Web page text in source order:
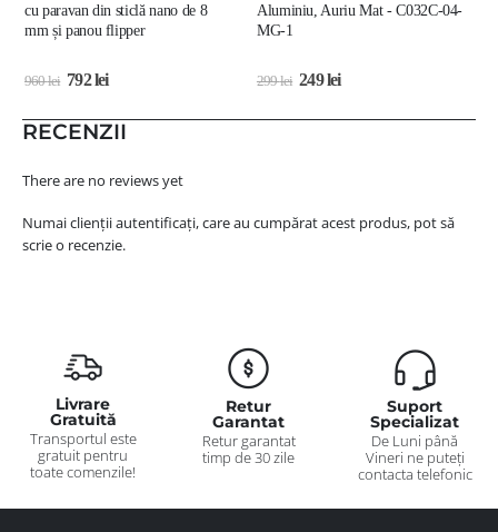
cu paravan din sticlă nano de 8
mm și panou flipper
960lei 792lei
Aluminiu, Auriu Mat - C032C-04-
MG-1
299lei 249lei
RECENZII
There are no reviews yet
Numai clienții autentificați, care au cumpărat acest produs, pot să
scrie o recenzie.
Livrare
Gratuită
Transportul este
gratuit pentru
toate comenzile!
Retur
Garantat
Retur garantat
timp de 30 zile
Suport
Specializat
De Luni până
Vineri ne puteți
contacta telefonic